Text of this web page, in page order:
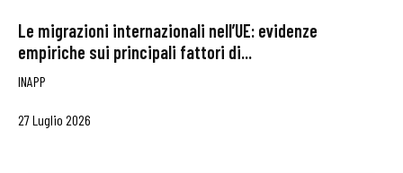
Le migrazioni internazionali nell’UE: evidenze
empiriche sui principali fattori di...
INAPP
27 Luglio 2026